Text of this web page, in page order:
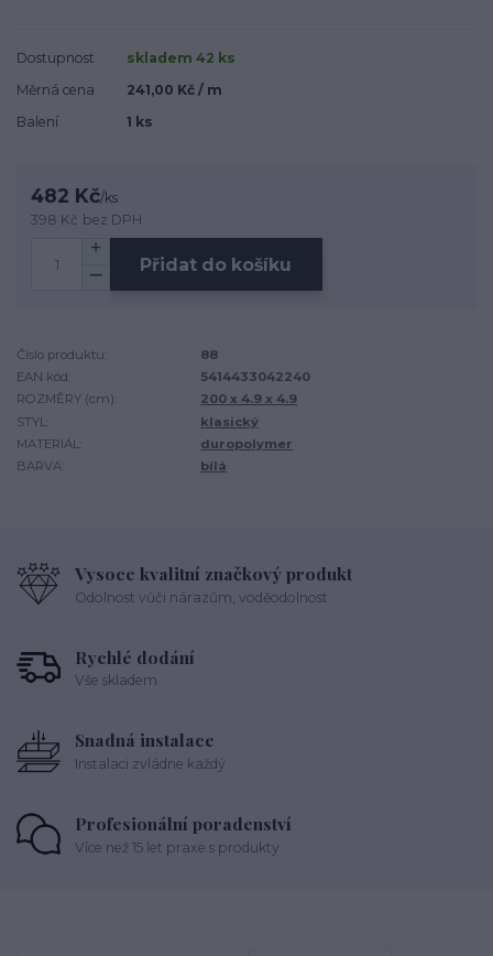
Dostupnost
skladem 42 ks
Měrná cena
241,00 Kč / m
Balení
1 ks
482 Kč/ks
398 Kč bez DPH
Přidat do košíku
Číslo produktu:
88
EAN kód:
5414433042240
ROZMĚRY (cm):
200 x 4.9 x 4.9
STYL:
klasický
MATERIÁL:
duropolymer
BARVA:
bílá
Vysoce kvalitní značkový produkt
Odolnost vůči nárazům, voděodolnost
Rychlé dodání
Vše skladem
Snadná instalace
Instalaci zvládne každý
Profesionální poradenství
Více než 15 let praxe s produkty